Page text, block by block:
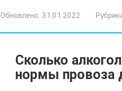
Обновлено: 31.01.2022
Сколько
нормы провоза